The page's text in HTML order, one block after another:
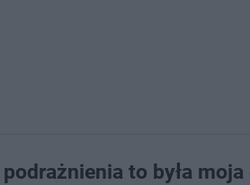
to była